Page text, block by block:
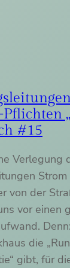
#15
Verlegung
von der
vor einen
die
gibt, für